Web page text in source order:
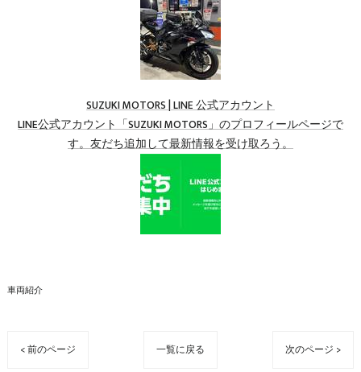
SUZUKI MOTORS | LINE 公式アカウント
LINE公式アカウント「SUZUKI MOTORS」のプロフィールページで
す。友だち追加して最新情報を受け取ろう。
車両紹介
< 前のページ 一覧に戻る 次のページ >